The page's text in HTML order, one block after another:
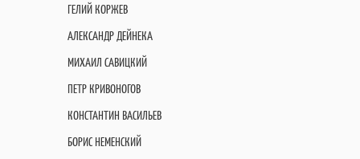
ГЕЛИЙ КОРЖЕВ
АЛЕКСАНДР ДЕЙНЕКА
МИХАИЛ САВИЦКИЙ
ПЕТР КРИВОНОГОВ
КОНСТАНТИН ВАСИЛЬЕВ
БОРИС НЕМЕНСКИЙ